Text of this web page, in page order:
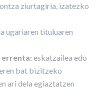
ziurtagiria, izatezko
ugariaren tituluaren
eskatzailea edo
bat bizitzeko
ari dela egiaztatzen